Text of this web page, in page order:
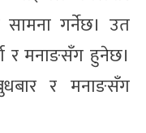
सामना गर्नेछ। उत
र मनाङसँग हुनेछ।
र मनाङसँग